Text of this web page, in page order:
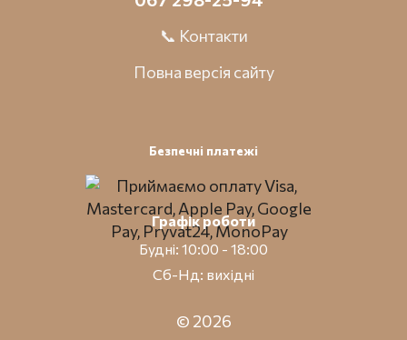
📞 Контакти
Повна версія сайту
Безпечні платежі
Графік роботи
Будні: 10:00 - 18:00
Сб-Нд: вихідні
© 2026